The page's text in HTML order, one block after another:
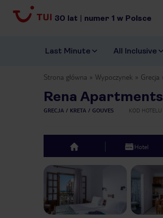
30 lat | numer 1 w Polsce
Last Minute All Inclusive
Strona główna Wypoczynek Grecja
Rena Apartments
GRECJA KRETA GOUVES KOD HOTELU
top Hotel
Previous slide